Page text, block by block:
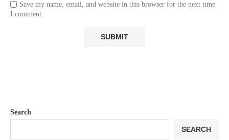
Save my name, email, and website in this browser for the next time
I comment.
Search
SEARCH